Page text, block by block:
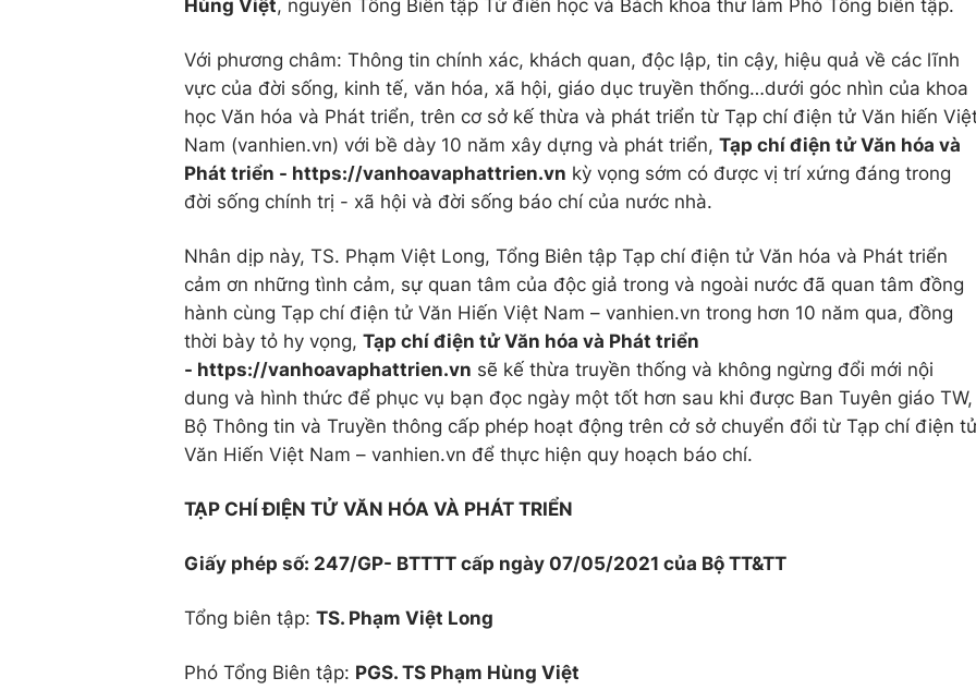
Hùng Việt, nguyên Tổng Biên tập Từ điển học và Bách khoa thư làm Phó Tổng biên tập.
Với phương châm: Thông tin chính xác, khách quan, độc lập, tin cậy, hiệu quả về các lĩnh
vực của đời sống, kinh tế, văn hóa, xã hội, giáo dục truyền thống…dưới góc nhìn của khoa
học Văn hóa và Phát triển, trên cơ sở kế thừa và phát triển từ Tạp chí điện tử Văn hiến
Nam (vanhien.vn) với bề dày 10 năm xây dựng và phát triển, Tạp chí điện tử Văn hóa và
Phát triển - https://vanhoavaphattrien.vn kỳ vọng sớm có được vị trí xứng đáng trong
đời sống chính trị - xã hội và đời sống báo chí của nước nhà.
Nhân dịp này, TS. Phạm Việt Long, Tổng Biên tập Tạp chí điện tử Văn hóa và Phát triển
cảm ơn những tình cảm, sự quan tâm của độc giả trong và ngoài nước đã quan tâm đồng
hành cùng Tạp chí điện tử Văn Hiến Việt Nam – vanhien.vn trong hơn 10 năm qua, đồng
thời bày tỏ hy vọng, Tạp chí điện tử Văn hóa và Phát triển
- https://vanhoavaphattrien.vn sẽ kế thừa truyền thống và không ngừng đổi mới nội
dung và hình thức để phục vụ bạn đọc ngày một tốt hơn sau khi được Ban Tuyên giáo TW,
Bộ Thông tin và Truyền thông cấp phép hoạt động trên cở sở chuyển đổi từ Tạp chí điện
Văn Hiến Việt Nam – vanhien.vn để thực hiện quy hoạch báo chí.
TẠP CHÍ ĐIỆN TỬ VĂN HÓA VÀ PHÁT TRIỂN
Giấy phép số: 247/GP- BTTTT cấp ngày 07/05/2021 của Bộ TT&TT
Tổng biên tập: TS. Phạm Việt Long
Phó Tổng Biên tập: PGS. TS Phạm Hùng Việt